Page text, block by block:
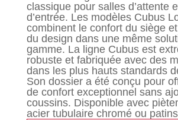
classique pour salles d’attente
d’entrée. Les modèles Cubus
combinent le confort du siège
du design dans une même
gamme. La ligne Cubus est
robuste et fabriquée avec des
dans les plus hauts standards
Son dossier a été conçu pour
de confort exceptionnel sans
coussins. Disponible avec
acier tubulaire chromé ou